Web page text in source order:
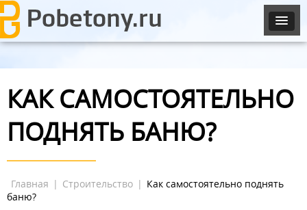
КАК САМОСТОЯТЕЛЬНО
ПОДНЯТЬ БАНЮ?
Главная | Строительство | Как самостоятельно поднять
баню?